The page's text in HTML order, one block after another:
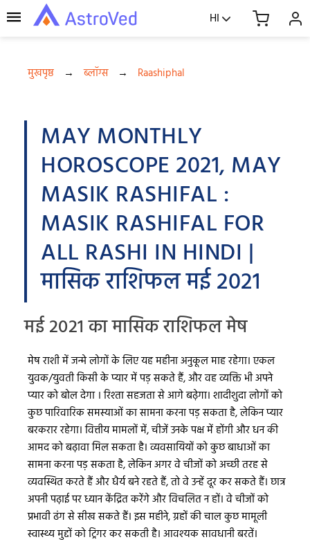
HI
मुखपृष्ठ → ब्लॉग्स → Raashiphal
MAY MONTHLY
HOROSCOPE 2021, MAY
MASIK RASHIFAL :
MASIK RASHIFAL FOR
ALL RASHI IN HINDI |
मासिक राशिफल मई 2021
मई 2021 का मासिक राशिफल मेष
मेष राशी में जन्मे लोगों के लिए यह महीना अनुकूल माह रहेगा। एकल
युवक/युवती किसी के प्यार में पड़ सकते हैं, और वह व्यक्ति भी अपने
प्यार को बोल देगा । रिश्ता सहजता से आगे बढ़ेगा। शादीशुदा लोगों को
कुछ पारिवारिक समस्याओं का सामना करना पड़ सकता है, लेकिन प्यार
बरकरार रहेगा। वित्तीय मामलों में, चीजें उनके पक्ष में होंगी और धन की
आमद को बढ़ावा मिल सकता है। व्यवसायियों को कुछ बाधाओं का
सामना करना पड़ सकता है, लेकिन अगर वे चीजों को अच्छी तरह से
व्यवस्थित करते हैं और धैर्य बने रहते हैं, तो वे उन्हें दूर कर सकते हैं। छात्र
अपनी पढ़ाई पर ध्यान केंद्रित करेंगे और विचलित न हों। वे चीजों को
प्रभावी ढंग से सीख सकते हैं। इस महीने, ग्रहों की चाल कुछ मामूली
स्वास्थ्य मुद्दों को ट्रिगर कर सकती है। आवश्यक सावधानी बरतें।